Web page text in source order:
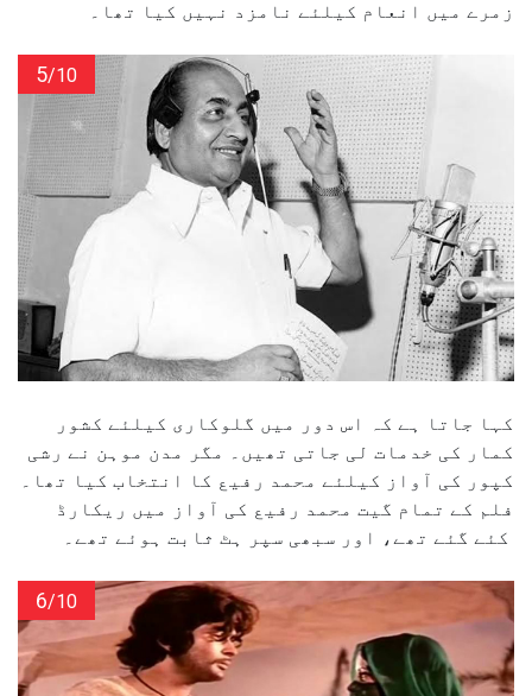
زمرے میں انعام کیلئے نامزد نہیں کیا تھا۔
5/10
کہا جاتا ہے کہ اس دور میں گلوکاری کیلئے کشور
کمار کی خدمات لی جاتی تھیں۔ مگر مدن موہن نے رشی
کپور کی آواز کیلئے محمد رفیع کا انتخاب کیا تھا۔
فلم کے تمام گیت محمد رفیع کی آواز میں ریکارڈ
6/10